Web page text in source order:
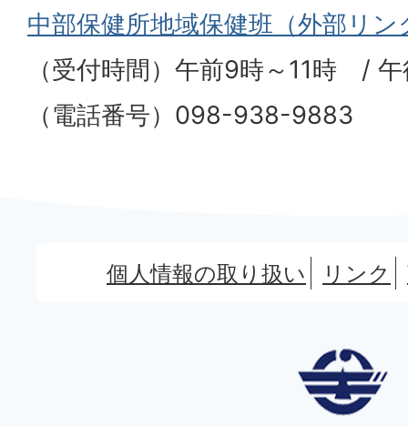
中部保健所地域保健班（外部リン
（受付時間）午前9時～11時 /
（電話番号）098-938-9883
個人情報の取り扱い リンク